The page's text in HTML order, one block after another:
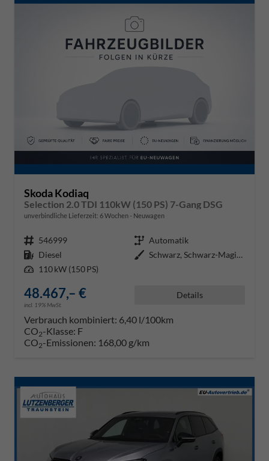
Skoda Kodiaq
Selection 2.0 TDI 110kW (150 PS) 7-Gang DSG
unverbindliche Lieferzeit: 6 Wochen Neuwagen
Fahrzeugnr. 546999 Getriebe Automatik
Kraftstoff Diesel Außenfarbe
Schwarz, Schwarz-Magic Perleffek
Leistung 110 kW (150 PS)
48.467,– €
incl. 19% MwSt.
Details
Verbrauch kombiniert: 6,40 l/100km
CO2-Klasse: F
CO2-Emissionen: 168,00 g/km